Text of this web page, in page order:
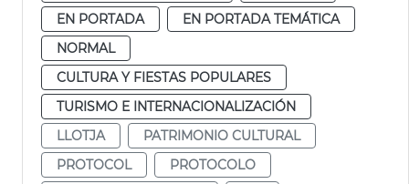
EN PORTADA
EN PORTADA TEMÁTICA
NORMAL
CULTURA Y FIESTAS POPULARES
TURISMO E INTERNACIONALIZACIÓN
LLOTJA
PATRIMONIO CULTURAL
PROTOCOL
PROTOCOLO